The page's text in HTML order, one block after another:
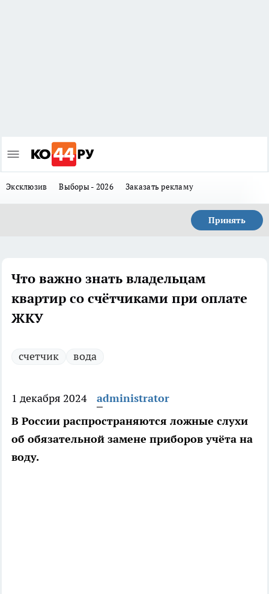
Эксклюзив Выборы - 2026 Заказать рекламу
Принять
Что важно знать владельцам
квартир со счётчиками при оплате
ЖКУ
счетчик вода
1 декабря 2024
administrator
В России распространяются ложные слухи
об обязательной замене приборов учёта на
воду.